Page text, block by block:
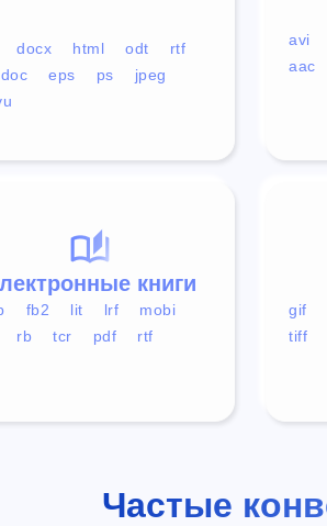
docx html odt
rtf
doc eps ps
jpeg
avi
aac
gif
tiff
книги
fb2 lit lrf
mobi
rb tcr pdf rtf
Частые